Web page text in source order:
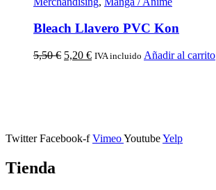
Bleach Llavero PVC Kon
5,50€ 5,20 € IVA incluido Añadir al carrito
Twitter Facebook-f VimeoYoutubeYelp
Tienda